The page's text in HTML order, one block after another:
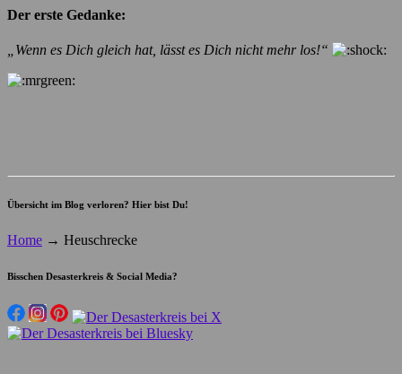
Der erste Gedanke:
„Wenn es Dich gleich hat, lässt es Dich nicht mehr los!“
Übersicht im Blog verloren? Hier bist Du!
Home → Heuschrecke
Bisschen Desasterkreis & Social Media?